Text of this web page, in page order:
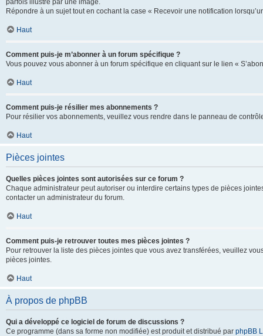
parfois illustré par une image.
Répondre à un sujet tout en cochant la case « Recevoir une notification
Haut
Comment puis-je m’abonner à un forum spécifique ?
Vous pouvez vous abonner à un forum spécifique en cliquant sur le lien «
Haut
Comment puis-je résilier mes abonnements ?
Pour résilier vos abonnements, veuillez vous rendre dans le panneau de
Haut
Pièces jointes
Quelles pièces jointes sont autorisées sur ce forum ?
Chaque administrateur peut autoriser ou interdire certains types de pièces
contacter un administrateur du forum.
Haut
Comment puis-je retrouver toutes mes pièces jointes ?
Pour retrouver la liste des pièces jointes que vous avez transférées, veuillez
pièces jointes.
Haut
À propos de phpBB
Qui a développé ce logiciel de forum de discussions ?
Ce programme (dans sa forme non modifiée) est produit et distribué par phpBB